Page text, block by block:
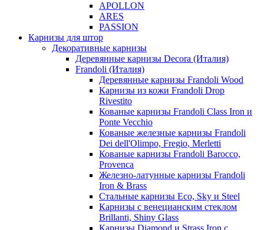
APOLLON
ARES
PASSION
Карнизы для штор
Декоративные карнизы
Деревянные карнизы Decora (Италия)
Frandoli (Италия)
Деревянные карнизы Frandoli Wood
Карнизы из кожи Frandoli Drop
Rivestito
Кованые карнизы Frandoli Class Iron и
Ponte Vecchio
Кованые железные карнизы Frandoli
Dei dell'Olimpo, Fregio, Merletti
Кованые карнизы Frandoli Barocco,
Provenca
Железно-латунные карнизы Frandoli
Iron & Brass
Стальные карнизы Eco, Sky и Steel
Карнизы с венецианским стеклом
Brillanti, Shiny Glass
Карнизы Diamond и Strass Iron с